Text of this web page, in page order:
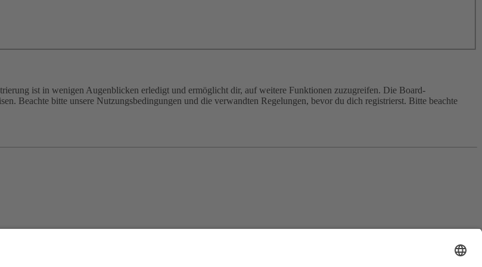
ist in wenigen Augenblicken erledigt und ermöglicht dir, auf weitere Funktionen zuzugreifen. Die Board-
Beachte bitte unsere Nutzungsbedingungen und die verwandten Regelungen, bevor du dich registrierst. Bitte beachte